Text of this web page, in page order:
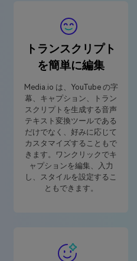
トランスクリプト
を簡単に編集
Media.io は、YouTube の字
幕、キャプション、トラン
スクリプトを生成する音声
テキスト変換ツールである
だけでなく、好みに応じて
カスタマイズすることもで
きます。ワンクリックでキ
ャプションを編集、入力
し、スタイルを設定するこ
ともできます。